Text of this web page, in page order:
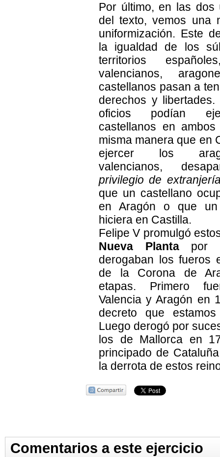
Por último, en las dos
del texto, vemos una
uniformización. Este
la igualdad de los
territorios
valencianos,
castellanos pasan a
derechos y
oficios podían
castellanos en
misma manera que en
ejercer los
valencianos,
privilegio de
que un castellano
en Aragón o que
hiciera en Castilla.
Felipe V promulgó
Nueva Planta por
derogaban los fueros
de la Corona de
etapas. Primero
Valencia y Aragón en
decreto que estamos
Luego derogó por
los de Mallorca en
principado de
la derrota de estos
Comentarios a este ejercicio